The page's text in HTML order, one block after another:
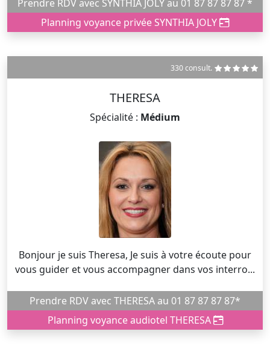
Prendre RDV avec SYNTHIA JOLY au 01 87 87 87 87 *
Planning voyance privée SYNTHIA JOLY
330 consult.
THERESA
Spécialité : Médium
Bonjour je suis Theresa, Je suis à votre écoute pour
vous guider et vous accompagner dans vos interro...
Prendre RDV avec THERESA au 01 87 87 87 87*
Planning voyance audiotel THERESA